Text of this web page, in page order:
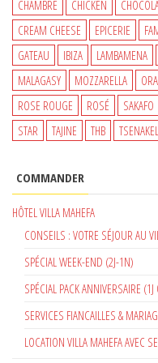
CHAMBRE
CHICKEN
CREAM CHEESE
EPICERIE
GATEAU
IBIZA LAMBAMENA
MALAGASY
MOZZARELLA
ROSE ROUGE
ROSÉ SAKAFO
STAR
TAJINE THB
COMMANDER
HÔTEL VILLA MAHEFA
CONSEILS : VOTRE SÉJOUR AU
SPÉCIAL WEEK-END (2J-1N)
SPÉCIAL PACK ANNIVERSAIRE
SERVICES FIANCAILLES &
LOCATION VILLA MAHEFA AVEC